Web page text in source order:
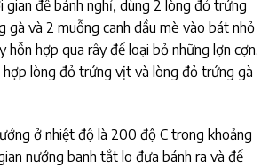
gian để bánh nghỉ, dùng 2 lòng đỏ trứng
gà và 2 muỗng canh dầu mè vào bát nhỏ
hỗn hợp qua rây để loại bỏ những lợn cợn.
hợp lòng đỏ trứng vịt và lòng đỏ trứng gà
ở nhiệt độ là 200 độ C trong khoảng
nướng banh tắt lo đưa bánh ra và để